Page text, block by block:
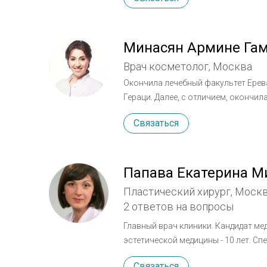
Минасян Армине
Врач косметолог, Москва
Окончила лечебный факультет
Гераци. Далее, с отличием,
исследовательском Кожновенерологическом
квалификации по трихологии,
комплексного подхода, успешно
контурной пластики,
участвуя в крупных
Японии, Швейцарии, Италии.
Связаться
Папава Екатерина
Пластический хирург,
2 ответов на вопросы
Главный врач клиники. Кандидат
эстетической медицины - 10 лет. Специализация: - Контурная пластика; - Лифтинг 3D-мезонитями; -
Заполнение морщин и носогубных